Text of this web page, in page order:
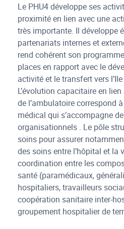
Le PHU4 développe ses
proximité en lien avec une
très importante. Il développe
partenariats internes et
rend cohérent son
places en rapport avec le
activité et le transfert vers
L’évolution capacitaire en
de l’ambulatoire correspond
médical qui s’accompagne
organisationnels . Le pôle
soins pour assurer
des soins entre l’hôpital et la
coordination entre les
santé (paramédicaux,
hospitaliers, travailleurs
coopération sanitaire inter-
groupement hospitalier de